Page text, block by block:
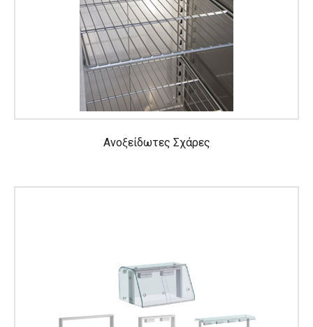
Ανοξείδωτες Σχάρες